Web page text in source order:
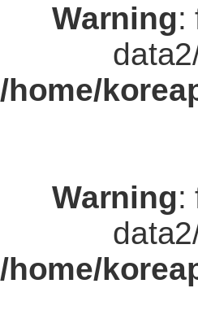
Warning:
/home/
Warning:
/home/